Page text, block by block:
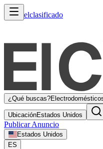
elclasificado
¿Qué buscas?
UbicaciónEstados Unidos
Publicar Anuncio
Estados Unidos
ES